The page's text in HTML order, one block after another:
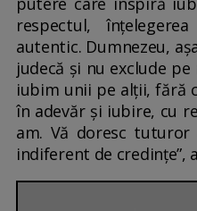
respectul,
autentic. Dumnezeu,
judecă și nu exclude
iubim unii pe alții, fără
în adevăr și iubire, cu
am. Vă doresc tuturor
indiferent de credințe”,